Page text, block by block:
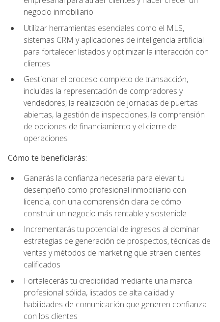
negocio inmobiliario
Utilizar herramientas esenciales como el MLS,
sistemas CRM y aplicaciones de inteligencia artificial
para fortalecer listados y optimizar la interacción con
clientes
Gestionar el proceso completo de transacción,
incluidas la representación de compradores y
vendedores, la realización de jornadas de puertas
abiertas, la gestión de inspecciones, la comprensión
de opciones de financiamiento y el cierre de
operaciones
Cómo te beneficiarás:
Ganarás la confianza necesaria para elevar tu
desempeño como profesional inmobiliario con
licencia, con una comprensión clara de cómo
construir un negocio más rentable y sostenible
Incrementarás tu potencial de ingresos al dominar
estrategias de generación de prospectos, técnicas de
ventas y métodos de marketing que atraen clientes
calificados
Fortalecerás tu credibilidad mediante una marca
profesional sólida, listados de alta calidad y
habilidades de comunicación que generen confianza
con los clientes